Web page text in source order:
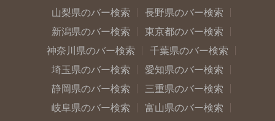
山梨県のバー検索
長野県のバー検索
新潟県のバー検索
東京都のバー検索
神奈川県のバー検索
千葉県のバー検索
埼玉県のバー検索
愛知県のバー検索
静岡県のバー検索
三重県のバー検索
岐阜県のバー検索
富山県のバー検索